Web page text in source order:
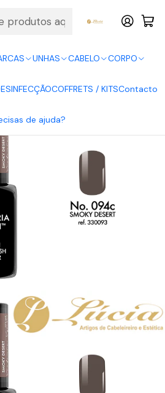
UNHAS CABELO CORPO
COFFRETS / KITSContacto
de ajuda?
later with Klarna.
Vynn Gel Polish 094